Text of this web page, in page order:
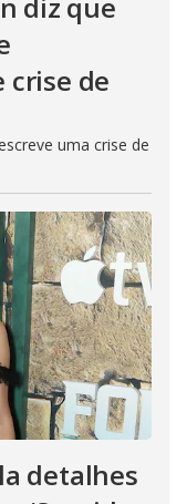
crise de
uma crise de
detalhes